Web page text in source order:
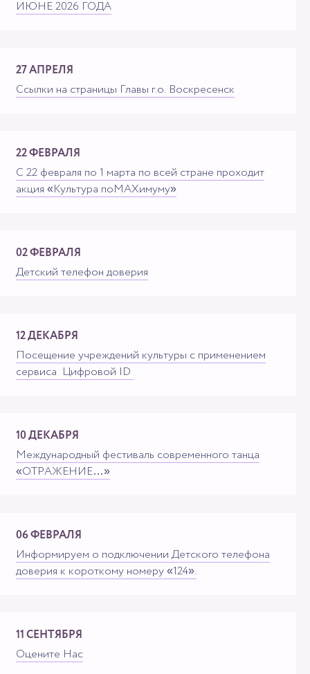
ИЮНЕ 2026 ГОДА
27 АПРЕЛЯ
Ссылки на страницы Главы г.о. Воскресенск
22 ФЕВРАЛЯ
С 22 февраля по 1 марта по всей стране проходит
акция «Культура поMAXимуму»
02 ФЕВРАЛЯ
Детский телефон доверия
12 ДЕКАБРЯ
Посещение учреждений культуры с применением
сервиса "Цифровой ID"
10 ДЕКАБРЯ
Международный фестиваль современного танца
«ОТРАЖЕНИЕ…»
06 ФЕВРАЛЯ
Информируем о подключении Детского телефона
доверия к короткому номеру «124».
11 СЕНТЯБРЯ
Оцените Нас